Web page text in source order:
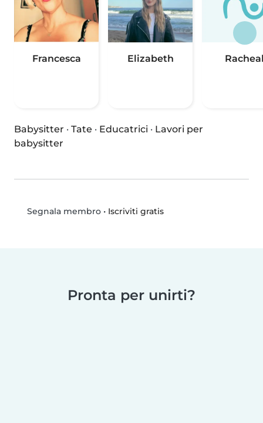
Francesca Elizabeth
Babysitter · Tate · Educatrici · Lavori per
babysitter
Segnala membro• Iscriviti gratis
Pronta per unirti?